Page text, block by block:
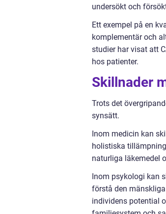
undersökt och
Ett exempel på en
komplementär och
studier har visat att
hos patienter.
Skillnader
Trots det
synsätt.
Inom medicin kan
holistiska
naturliga läkemedel
Inom psykologi kan
förstå den
individens potential